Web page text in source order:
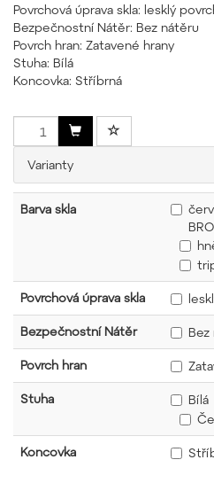
Povrchová úprava skla: lesklý
Bezpečnostní Nátěr: Bez nátěru
Povrch hran: Zatavené hrany
Stuha: Bílá
Koncovka: Stříbrná
Varianty
Barva skla
Povrchová úprava skla
Bezpečnostní Nátěr Bez
Povrch hran
Stuha Bílá
Koncovka